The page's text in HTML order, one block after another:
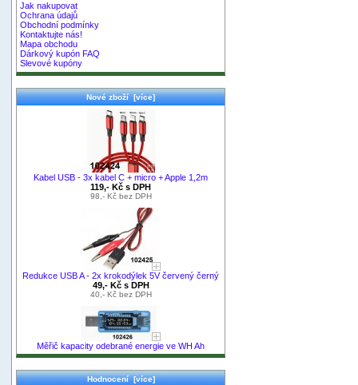
Jak nakupovat
Ochrana údajů
Obchodní podmínky
Kontaktujte nás!
Mapa obchodu
Dárkový kupón FAQ
Slevové kupóny
Nové zboží [více]
Kabel USB - 3x kabel C + micro + Apple 1,2m
119,- Kč s DPH
98,- Kč bez DPH
Redukce USB A - 2x krokodýlek 5V červený černý
49,- Kč s DPH
40,- Kč bez DPH
Měřič kapacity odebrané energie ve WH Ah
Hodnocení [více]